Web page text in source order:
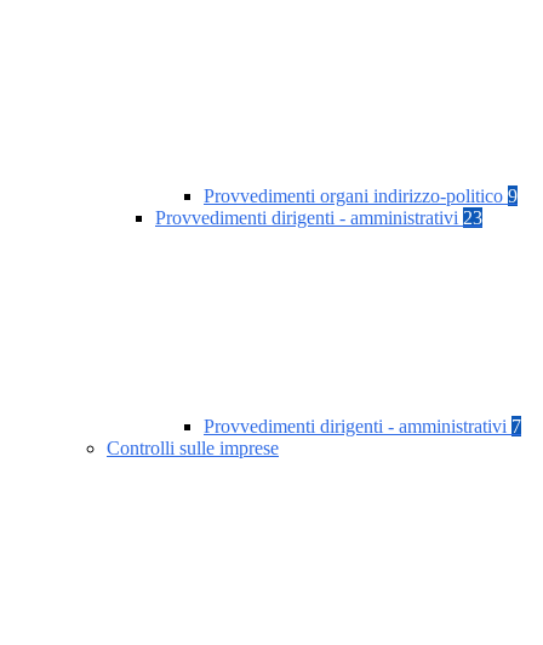
Provvedimenti organi indirizzo-politico 9
Provvedimenti dirigenti - amministrativi 23
Provvedimenti dirigenti - amministrativi 7
Controlli sulle imprese